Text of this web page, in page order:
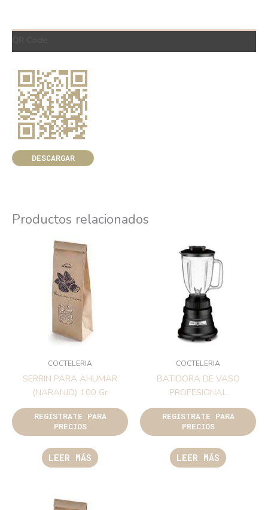
DESCARGAR
Productos relacionados
COCTELERIA
SERRIN PARA AHUMAR
(NARANJO) 100 Gr
REGÍSTRATE PARA
PRECIOS
LEER MÁS
COCTELERIA
BATIDORA DE VASO
PROFESIONAL
REGÍSTRATE PARA
PRECIOS
LEER MÁS